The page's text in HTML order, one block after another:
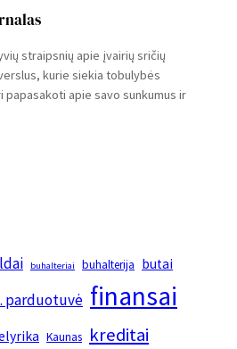
straipsnių apie įvairių sričių
kurie siekia tobulybės
papasakoti apie savo sunkumus ir
buhalteriai buhalterija butai
parduotuvė finansai
Kaunas kreditai